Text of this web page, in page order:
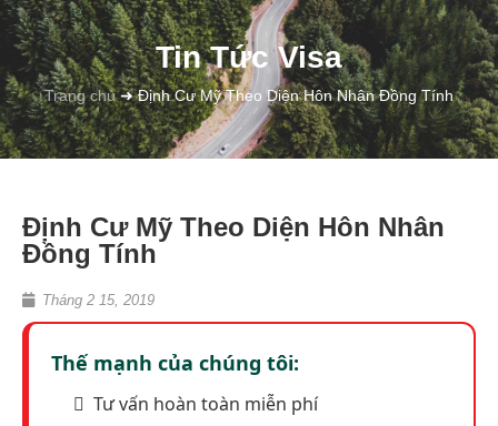
Tin Tức Visa
Trang chủ➜Định Cư Mỹ Theo Diện Hôn Nhân Đồng Tính
Định Cư Mỹ Theo Diện Hôn Nhân
Đồng Tính
Tháng 2 15, 2019
Thế mạnh của chúng tôi:
Tư vấn hoàn toàn miễn phí